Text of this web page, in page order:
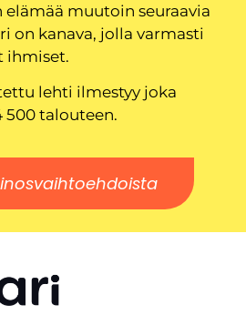
elämää muutoin seuraavia
on kanava, jolla varmasti
ihmiset.
lehti ilmestyy joka
500 talouteen.